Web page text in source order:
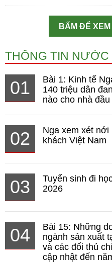
BẤM ĐỂ
THÔNG TIN NƯỚC
01
Bài 1: Kinh tế
140 triệu dân
nào cho nhà
02
Nga xem xét
khách Việt Nam
03
Tuyển sinh đi
2026
04
Bài 15: Những
ngành sản xuất
và các đối thủ
cập nhật đến